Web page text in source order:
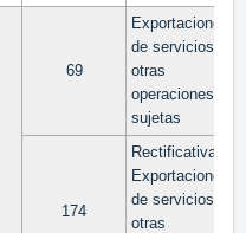
69
Exportaciones
de servicios y
otras
operaciones no
sujetas
174
Rectificativa de
Exportaciones
de servicios y
otras